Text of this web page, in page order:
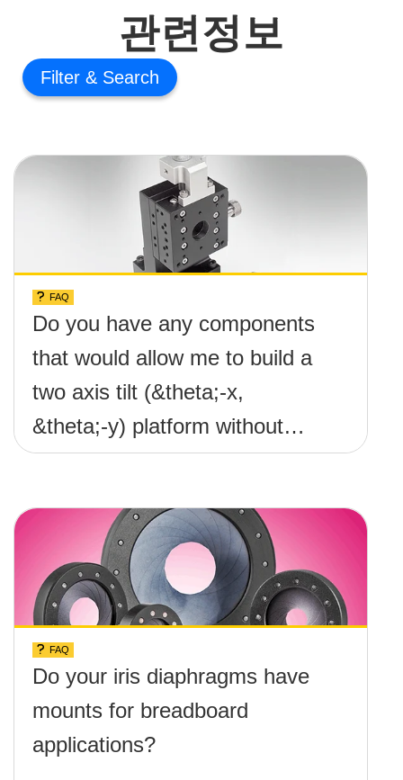
관련정보
Filter
FAQ
Do you have any components
that would allow me to build a
two axis tilt (&theta;-x,
&theta;-y) platform without
any screws protruding up
FAQ
Do your iris diaphragms have
mounts for breadboard
applications?